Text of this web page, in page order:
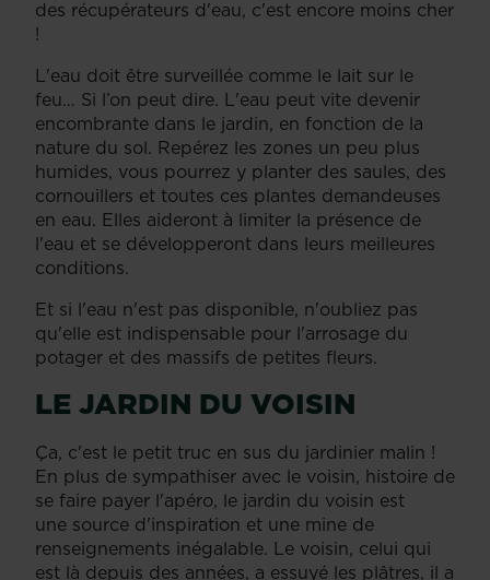
des récupérateurs d'eau, c'est encore moins cher
!
L'eau doit être surveillée comme le lait sur le
feu… Si l’on peut dire. L'eau peut vite devenir
encombrante dans le jardin, en fonction de la
nature du sol. Repérez les zones un peu plus
humides, vous pourrez y planter des saules, des
cornouillers et toutes ces plantes demandeuses
en eau. Elles aideront à limiter la présence de
l'eau et se développeront dans leurs meilleures
conditions.
Et si l'eau n'est pas disponible, n'oubliez pas
qu'elle est indispensable pour l'arrosage du
potager et des massifs de petites fleurs.
LE JARDIN DU VOISIN
Ça, c'est le petit truc en sus du jardinier malin !
En plus de sympathiser avec le voisin, histoire de
se faire payer l'apéro, le jardin du voisin est
une source d'inspiration et une mine de
renseignements inégalable. Le voisin, celui qui
est là depuis des années, a essuyé les plâtres, il a